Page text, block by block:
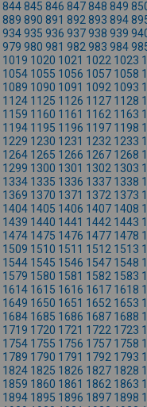
844845 846 847848 849
889 890 891 892 893 894
934935 936 937938 939
979 980 981 982 983 984
1019 1020 1021 1022 1023
1054 1055 1056 1057 1058
1089 1090 1091 1092 1093
1124 1125 1126 1127 1128
1159 1160 1161 1162 1163
1194 1195 1196 1197 1198
1229 1230 1231 1232 1233
1264 1265 1266 1267 1268
1299 1300 1301 1302 1303
1334 1335 1336 1337 1338
1369 1370 1371 1372 1373
1404 1405 1406 1407 1408
1439 1440 1441 1442 1443
1474 1475 1476 1477 1478
1509 1510 1511 1512 1513
1544 1545 1546 1547 1548
1579 1580 1581 1582 1583
1614 1615 1616 1617 1618
1649 1650 1651 1652 1653
1684 1685 1686 1687 1688
1719 1720 1721 1722 1723
1754 1755 1756 1757 1758
1789 1790 1791 1792 1793
1824 1825 1826 1827 1828
1859 1860 1861 1862 1863
1894 1895 1896 1897 1898